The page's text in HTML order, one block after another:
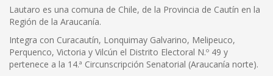
Lautaro es una comuna de Chile, de la Provincia de Cautín en la
Región de la Araucanía.
Integra con Curacautín, Lonquimay Galvarino, Melipeuco,
Perquenco, Victoria y Vilcún el Distrito Electoral N.º 49 y
pertenece a la 14.ª Circunscripción Senatorial (Araucanía norte).